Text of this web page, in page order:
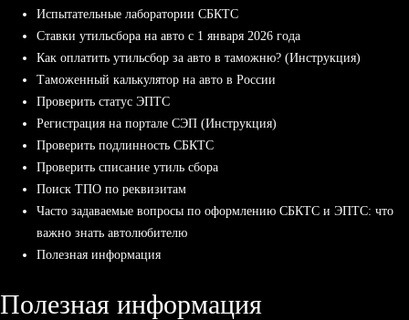
Испытательные лаборатории СБКТС
Ставки утильсбора на авто с 1 января 2026 года
Как оплатить утильсбор за авто в таможню? (Инструкция)
Таможенный калькулятор на авто в России
Проверить статус ЭПТС
Регистрация на портале СЭП (Инструкция)
Проверить подлинность СБКТС
Проверить списание утиль сбора
Поиск ТПО по реквизитам
Часто задаваемые вопросы по оформлению СБКТС и ЭПТС: что
важно знать автолюбителю
Полезная информация
Полезная информация